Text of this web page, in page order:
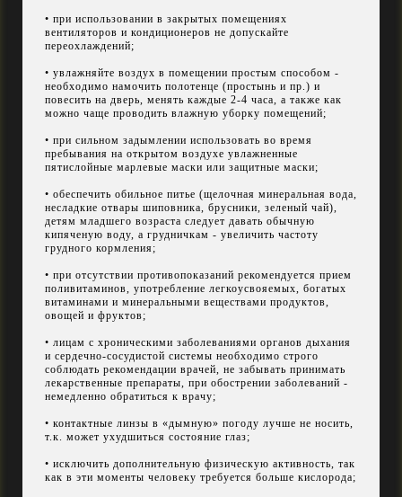
• при использовании в закрытых помещениях
вентиляторов и кондиционеров не допускайте
переохлаждений;
• увлажняйте воздух в помещении простым способом -
необходимо намочить полотенце (простынь и пр.) и
повесить на дверь, менять каждые 2-4 часа, а также как
можно чаще проводить влажную уборку помещений;
• при сильном задымлении использовать во время
пребывания на открытом воздухе увлажненные
пятислойные марлевые маски или защитные маски;
• обеспечить обильное питье (щелочная минеральная вода,
несладкие отвары шиповника, брусники, зеленый чай),
детям младшего возраста следует давать обычную
кипяченую воду, а грудничкам - увеличить частоту
грудного кормления;
• при отсутствии противопоказаний рекомендуется прием
поливитаминов, употребление легкоусвояемых, богатых
витаминами и минеральными веществами продуктов,
овощей и фруктов;
• лицам с хроническими заболеваниями органов дыхания
и сердечно-сосудистой системы необходимо строго
соблюдать рекомендации врачей, не забывать принимать
лекарственные препараты, при обострении заболеваний -
немедленно обратиться к врачу;
• контактные линзы в «дымную» погоду лучше не носить,
т.к. может ухудшиться состояние глаз;
• исключить дополнительную физическую активность, так
как в эти моменты человеку требуется больше кислорода;